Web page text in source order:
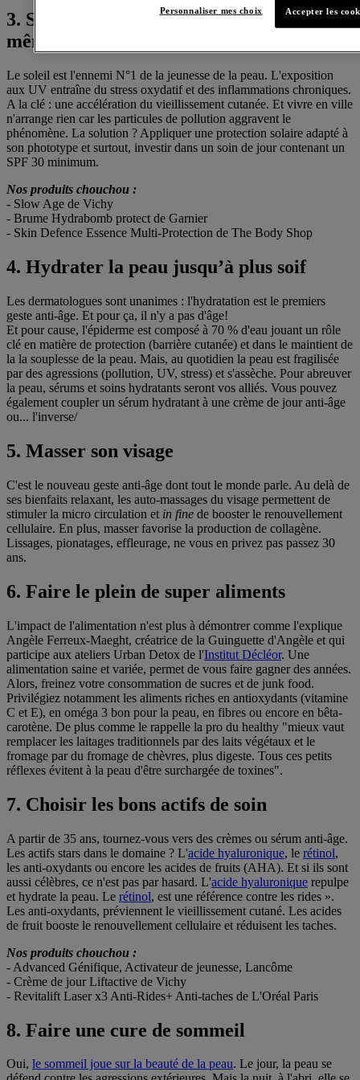
3. Se protéger des UV tous les jours,
même en ville !
Le soleil est l'ennemi N°1 de la jeunesse de la peau. L'exposition
aux UV entraîne du stress oxydatif et des inflammations chroniques.
A la clé : une accélération du vieillissement cutanée. Et vivre en ville
n'arrange rien car les particules de pollution aggravent le
phénomène. La solution ? Appliquer une protection solaire adapté à
son phototype et surtout, investir dans un soin de jour contenant un
SPF 30 minimum.
Nos produits chouchou :
- Slow Age de Vichy
- Brume Hydrabomb protect de Garnier
- Skin Defence Essence Multi-Protection de The Body Shop
4. Hydrater la peau jusqu’à plus soif
Les dermatologues sont unanimes : l'hydratation est le premiers
geste anti-âge. Et pour ça, il n'y a pas d'âge!
Et pour cause, l'épiderme est composé à 70 % d'eau jouant un rôle
clé en matière de protection (barrière cutanée) et dans le maintient de
la la souplesse de la peau. Mais, au quotidien la peau est fragilisée
par des agressions (pollution, UV, stress) et s'assèche. Pour abreuver
la peau, sérums et soins hydratants seront vos alliés. Vous pouvez
également coupler un sérum hydratant à une crème de jour anti-âge
ou... l'inverse/
5. Masser son visage
C'est le nouveau geste anti-âge dont tout le monde parle. Au delà de
ses bienfaits relaxant, les auto-massages du visage permettent de
stimuler la micro circulation et in fine de booster le renouvellement
cellulaire. En plus, masser favorise la production de collagène.
Lissages, pionatages, effleurage, ne vous en privez pas passez 30
ans.
6. Faire le plein de super aliments
L'impact de l'alimentation n'est plus à démontrer comme l'explique
Angèle Ferreux-Maeght, créatrice de la Guinguette d'Angèle et qui
participe aux ateliers Urban Detox de l'Institut Décléor. Une
alimentation saine et variée, permet de vous faire gagner des années.
Alors, freinez votre consommation de sucres et de junk food.
Privilégiez notamment les aliments riches en antioxydants (vitamine
C et E), en oméga 3 bon pour la peau, en fibres ou encore en bêta-
carotène. De plus comme le rappelle la pro du healthy "mieux vaut
remplacer les laitages traditionnels par des laits végétaux et le
fromage par du fromage de chèvres, plus digeste. Tous ces petits
réflexes évitent à la peau d'être surchargée de toxines".
7. Choisir les bons actifs de soin
A partir de 35 ans, tournez-vous vers des crèmes ou sérum anti-âge.
Les actifs stars dans le domaine ? L'acide hyaluronique, le rétinol,
les anti-oxydants ou encore les acides de fruits (AHA). Et si ils sont
aussi célèbres, ce n'est pas par hasard. L'acide hyaluronique repulpe
et hydrate la peau. Le rétinol, est une référence contre les rides ».
Les anti-oxydants, préviennent le vieillissement cutané. Les acides
de fruit booste le renouvellement cellulaire et réduisent les taches.
Nos produits chouchou :
- Advanced Génifique, Activateur de jeunesse, Lancôme
- Crème de jour Liftactive de Vichy
- Revitalift Laser x3 Anti-Rides+ Anti-taches de L'Oréal Paris
8. Faire une cure de sommeil
Oui, le sommeil joue sur la beauté de la peau. Le jour, la peau se
Accepter les
Personnaliser mes choix